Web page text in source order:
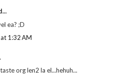
ea? ;D
1:32 AM
org len2 la el...hehuh...